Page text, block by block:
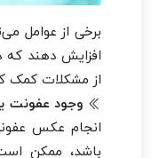
برخی از عوامل
افزایش دهند که
از مشکلات کمک
وجود عفونت
انجام عکس
باشد، ممکن